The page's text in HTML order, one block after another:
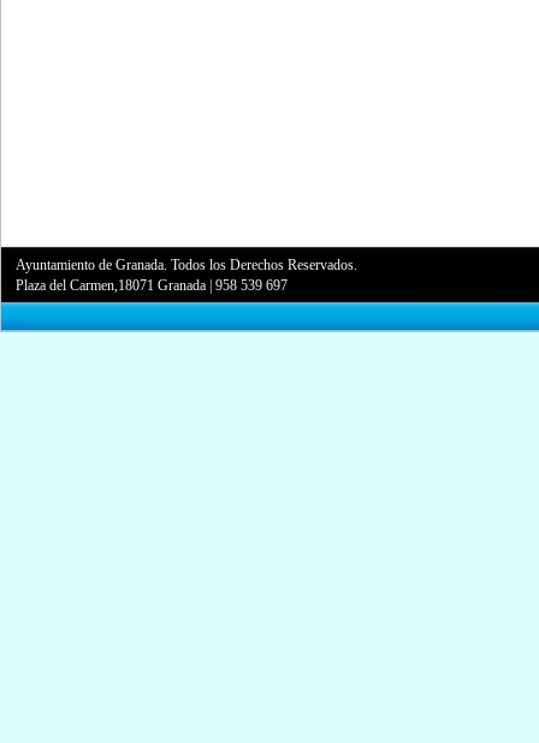
Ayuntamiento de Granada. Todos los Derechos Reservados.
Plaza del Carmen,18071 Granada |958 539 697